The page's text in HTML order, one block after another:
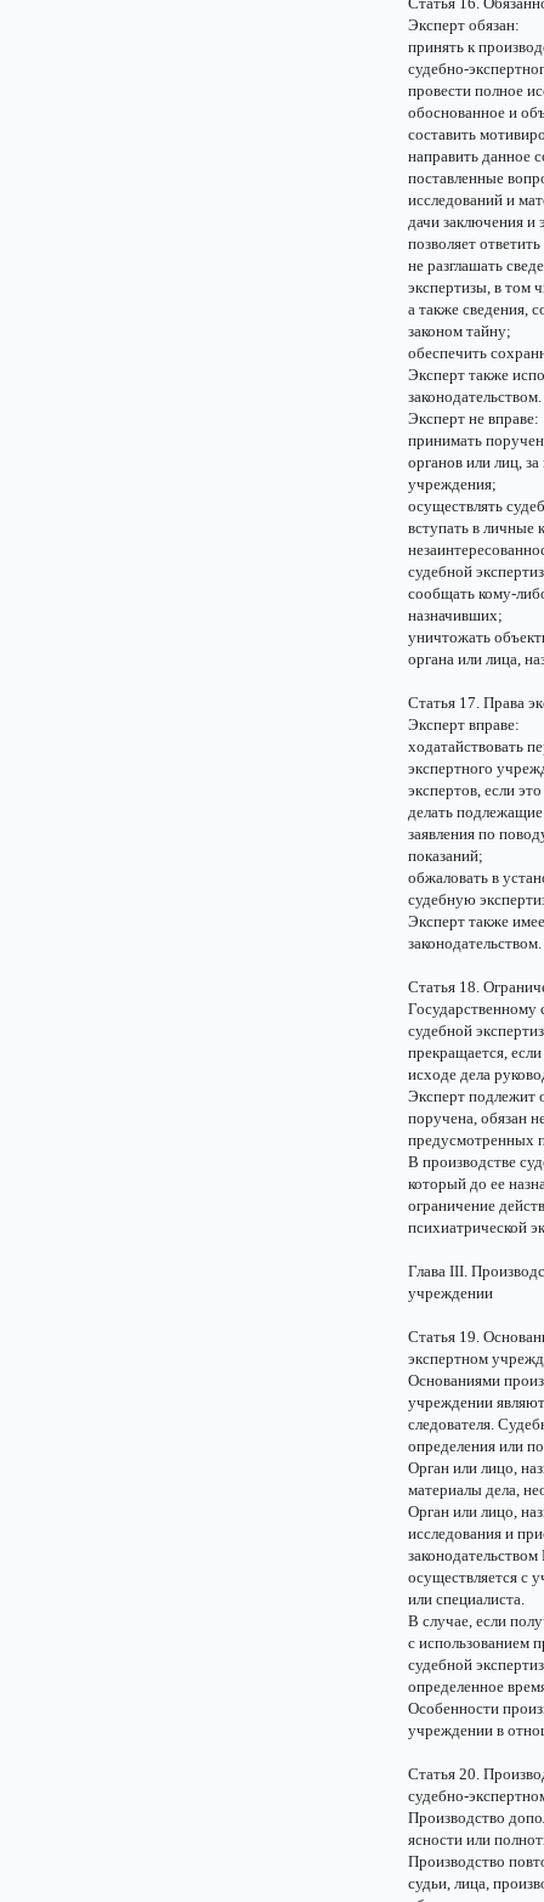
Эксперт обязан:
принять к
судебно-
провести полное
обоснованное и
составить
направить данное
поставленные
исследований и
дачи заключения и
позволяет
не разглашать
экспертизы, в том
а также сведения,
законом тайну;
обеспечить
Эксперт также
законодательством.
Эксперт не вправе:
принимать
органов или лиц,
учреждения;
осуществлять
вступать в личные
судебной
сообщать кому-
назначивших;
уничтожать
органа или лица,
Статья 17. Права
Эксперт вправе:
ходатайствовать
экспертного
экспертов, если
делать подлежащие
заявления по
показаний;
обжаловать в
судебную
Эксперт также
законодательством.
Статья 18.
судебной
прекращается,
исходе дела
Эксперт подлежит
поручена, обязан
предусмотренных
В производстве
который до ее
ограничение
психиатрической
Глава III.
учреждении
Статья 19.
экспертном
Основаниями
учреждении
следователя.
определения или
Орган или лицо,
материалы дела,
Орган или лицо,
исследования и
осуществляется с
или специалиста.
В случае, если
с использованием
судебной
определенное
Особенности
учреждении в
Статья 20.
судебно-
Производство
ясности или
Производство
судьи, лица,